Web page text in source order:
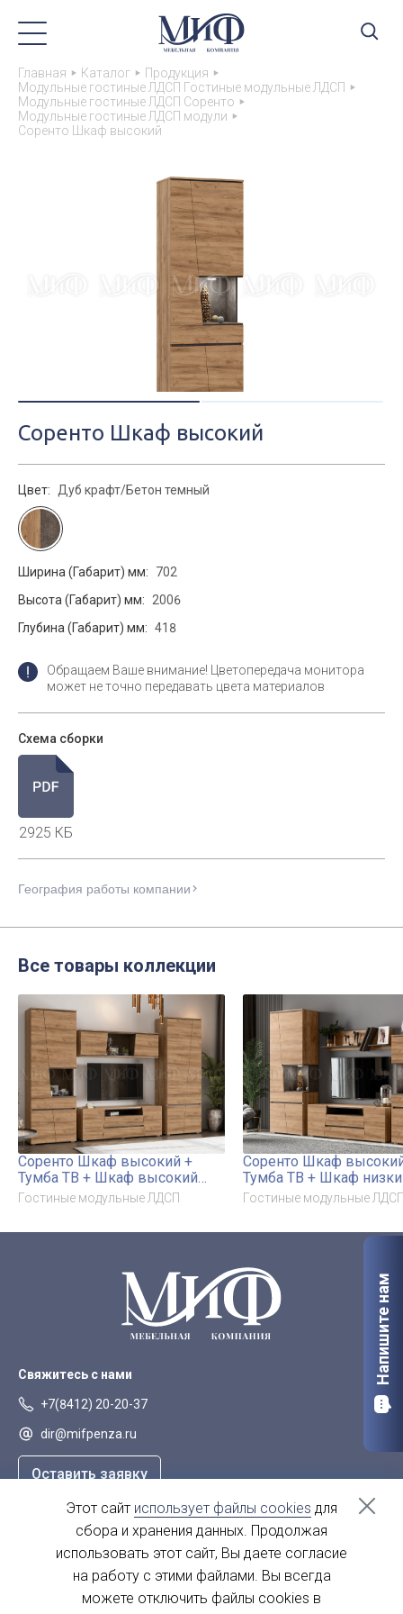
Главная Каталог
Продукция
Модульные гостиные ЛДСП Гостиные модульные ЛДСП
Модульные гостиные ЛДСП Соренто
Модульные гостиные ЛДСП модули
Соренто Шкаф высокий
Соренто Шкаф высокий
Цвет: Дуб крафт/Бетон темный
Ширина (Габарит) мм:
702
Высота (Габарит) мм:
2006
Глубина (Габарит) мм: 418
Обращаем Ваше внимание! Цветопередача монитора
может не точно передавать цвета материалов
Схема сборки
2925 КБ
География работы компании
Все товары коллекции
Соренто Шкаф высокий +
Тумба ТВ + Шкаф высокий
закрытый + Антресоль
Гостиные модульные ЛДСП
Соренто Шкаф
Тумба ТВ + Шкаф
Полка навесная
Гостиные модульные
Свяжитесь с нами
+7(8412) 20-20-37
dir@mifpenza.ru
Оставить заявку
г. Пенза, ул. Аустрина, 139а
пн-пт - с 9.00-18.00
сб, вс - выходной
Напишите нам
Этот сайт использует файлы cookies для
сбора и хранения данных. Продолжая
использовать этот сайт, Вы даете согласие
на работу с этими файлами. Вы всегда
можете отключить файлы cookies в